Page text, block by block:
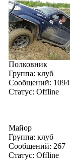
Полковник
Группа: клуб
Сообщений: 1094
Статус: Offline
Майор
Группа: клуб
Сообщений: 267
Статус: Offline